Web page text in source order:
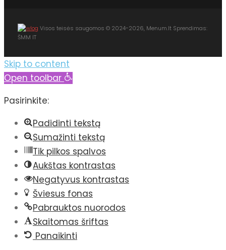
Visos teisės saugomos © 2024-2026, Menum.lt Sprendimas:
ŠMM IT
Skip to content
Open toolbar
Pasirinkite:
Padidinti tekstą
Sumažinti tekstą
Tik pilkos spalvos
Aukštas kontrastas
Negatyvus kontrastas
Šviesus fonas
Pabrauktos nuorodos
Skaitomas šriftas
Panaikinti